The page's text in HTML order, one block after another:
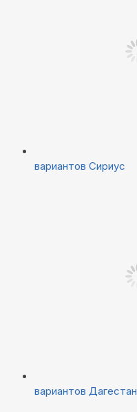
вариантов Сириус
вариантов Дагестан